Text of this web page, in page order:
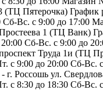
(ТЦ Пятерочка)
Сб-Вс. с 9:00 до 17:00
1 (ТЦ Ванк)
Сб-Вс. с 9:00 до
Труда 1и (ТЦ
с 9:00 до 20:00 Сб-Вс.
Россошь ул.
с 8:30 до 18:30 Сб-Вс.